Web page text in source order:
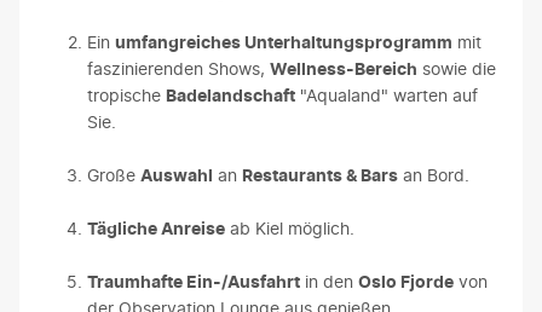
Ein umfangreiches Unterhaltungsprogramm mit
faszinierenden Shows, Wellness-Bereich sowie die
tropische Badelandschaft "Aqualand" warten auf
Sie.
Große Auswahl an Restaurants & Bars an Bord.
Tägliche Anreise ab Kiel möglich.
Traumhafte Ein-/Ausfahrt in den Oslo Fjorde von
der Observation Lounge aus genießen.